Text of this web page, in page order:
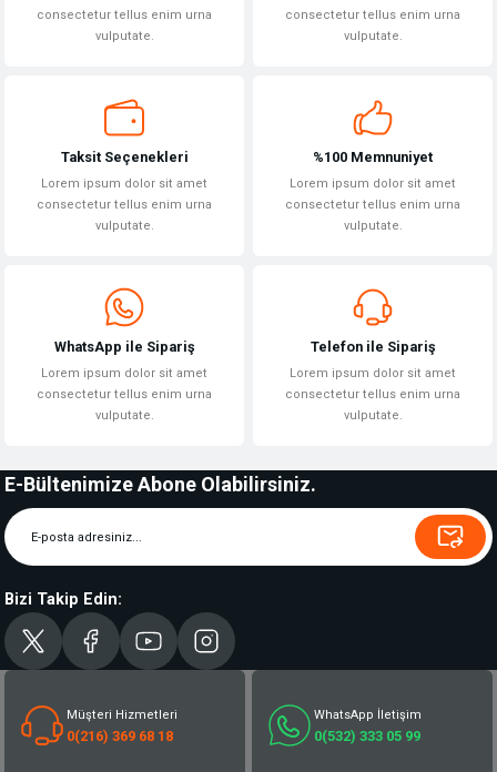
consectetur tellus enim urna
vulputate.
consectetur tellus enim urna
vulputate.
Taksit Seçenekleri
Lorem ipsum dolor sit amet
consectetur tellus enim urna
vulputate.
%100 Memnuniyet
Lorem ipsum dolor sit amet
consectetur tellus enim urna
vulputate.
WhatsApp ile Sipariş
Lorem ipsum dolor sit amet
consectetur tellus enim urna
vulputate.
Telefon ile Sipariş
Lorem ipsum dolor sit amet
consectetur tellus enim urna
vulputate.
E-Bültenimize Abone Olabilirsiniz.
Bizi Takip Edin:
Müşteri Hizmetleri
0(216) 369 68 18
WhatsApp İletişim
0(532) 333 05 99